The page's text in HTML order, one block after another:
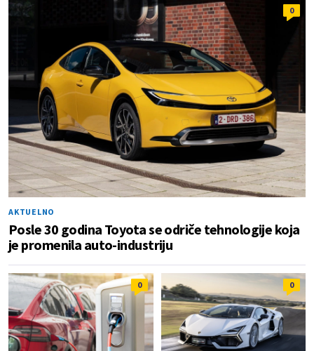
0
AKTUELNO
Posle 30 godina Toyota se odriče tehnologije koja
je promenila auto-industriju
0 0